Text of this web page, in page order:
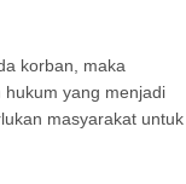
korban, maka
yang menjadi
masyarakat untuk